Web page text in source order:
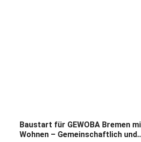
Baustart für GEWOBA Bremen
Wohnen – Gemeinschaftlich